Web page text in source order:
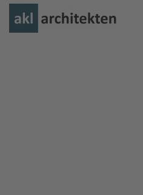
Zum Hauptinhalt springen